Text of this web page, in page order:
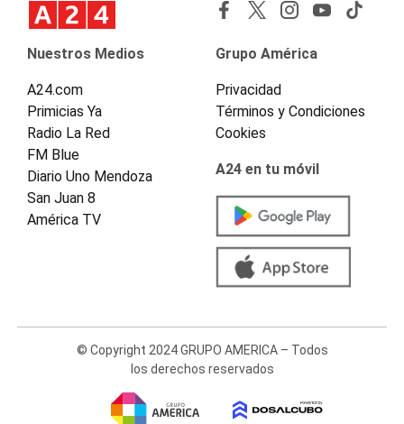
Nuestros Medios
A24.com
Primicias Ya
Radio La Red
FM Blue
Diario Uno Mendoza
San Juan 8
América TV
Grupo América
Privacidad
Términos y Condiciones
Cookies
A24 en tu móvil
© Copyright 2024 GRUPO AMERICA – Todos
los derechos reservados